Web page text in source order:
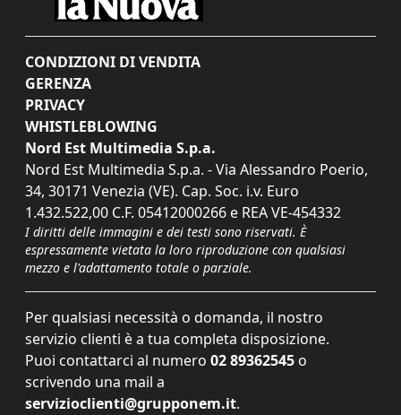
CONDIZIONI DI VENDITA
GERENZA
PRIVACY
WHISTLEBLOWING
Nord Est Multimedia S.p.a.
Nord Est Multimedia S.p.a. - Via Alessandro Poerio,
34, 30171 Venezia (VE). Cap. Soc. i.v. Euro
1.432.522,00 C.F. 05412000266 e REA VE-454332
I diritti delle immagini e dei testi sono riservati. È
espressamente vietata la loro riproduzione con qualsiasi
mezzo e l'adattamento totale o parziale.
Per qualsiasi necessità o domanda, il nostro
servizio clienti è a tua completa disposizione.
Puoi contattarci al numero 02 89362545 o
scrivendo una mail a
servizioclienti@grupponem.it.